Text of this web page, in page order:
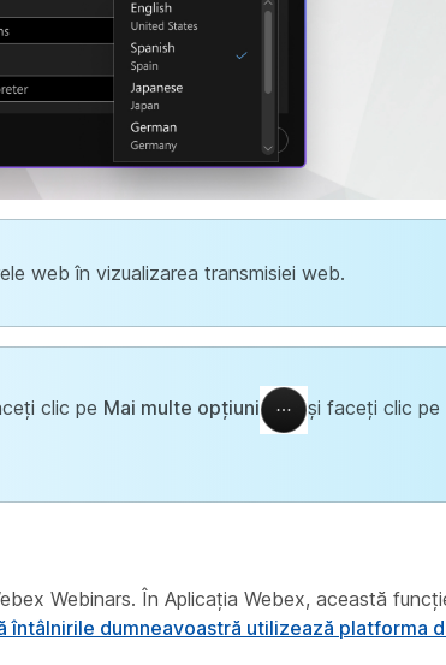
web în vizualizarea transmisiei web.
clic pe Mai multe opțiuni și faceți clic pe
Webinars. În Aplicația Webex, această
întâlnirile dumneavoastră utilizează platforma